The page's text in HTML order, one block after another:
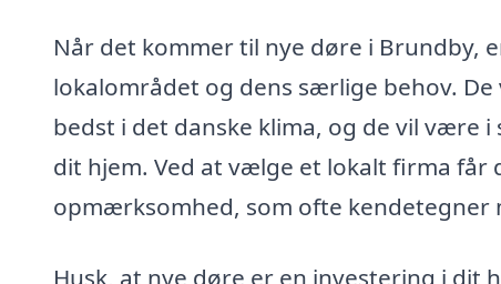
Når det kommer til nye døre i Brundby,
lokalområdet og dens særlige behov.
bedst i det danske klima, og de vil være
dit hjem. Ved at vælge et lokalt firma får
opmærksomhed, som ofte kendetegner
Husk, at nye døre er en investering i dit